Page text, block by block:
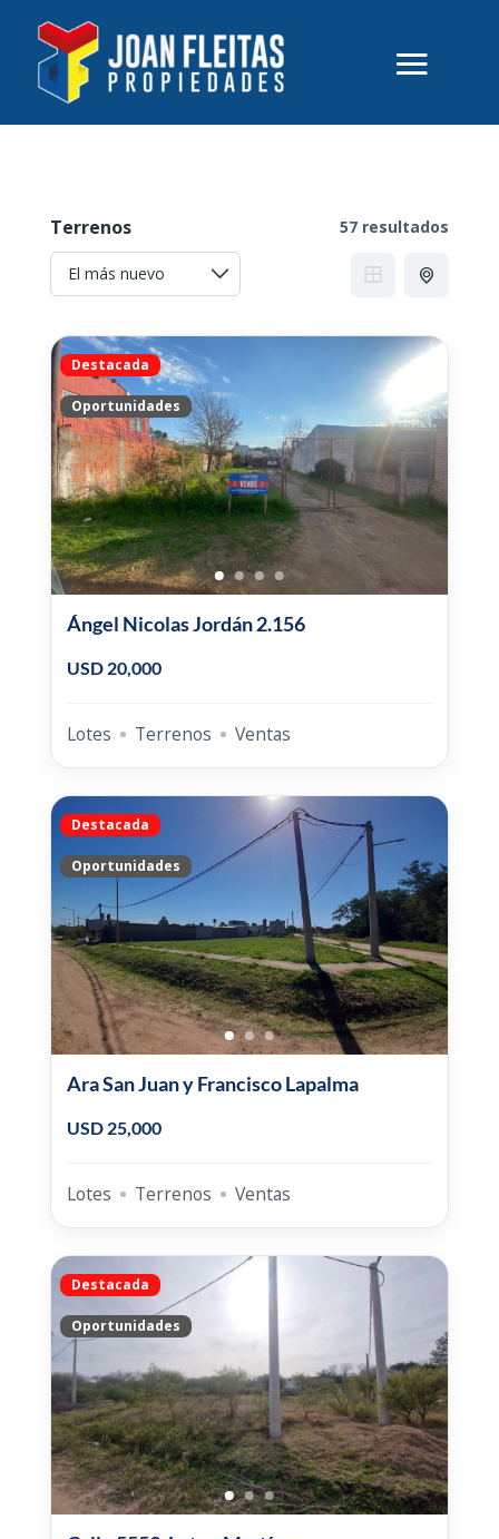
Terrenos 57 resultados
Destacada
Oportunidades
Ángel Nicolas Jordán 2.156
USD 20,000
Lotes Terrenos Ventas
Destacada
Oportunidades
Ara San Juan y Francisco Lapalma
USD 25,000
Lotes Terrenos Ventas
Destacada
Oportunidades